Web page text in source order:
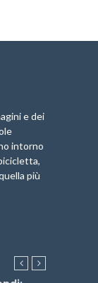
e dei
intorno
più